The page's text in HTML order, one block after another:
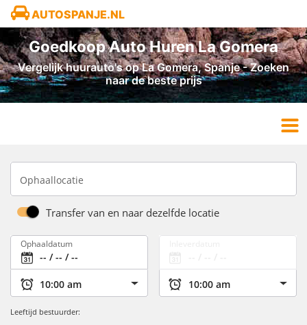
AUTOSPANJE.NL
Goedkoop Auto Huren La Gomera
Vergelijk huurauto's op La Gomera, Spanje - Zoeken
naar de beste prijs